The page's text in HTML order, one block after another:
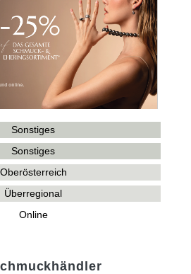
Sonstiges
Sonstiges
Oberösterreich
Überregional
Online